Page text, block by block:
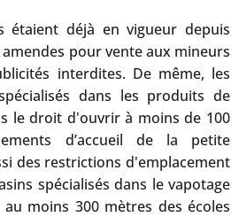
étaient déjà en vigueur depuis
pour vente aux mineurs
interdites. De même, les
dans les produits de
le droit d'ouvrir à moins de 100
d’accueil de la petite
des restrictions d'emplacement
spécialisés dans le vapotage
moins 300 mètres des écoles